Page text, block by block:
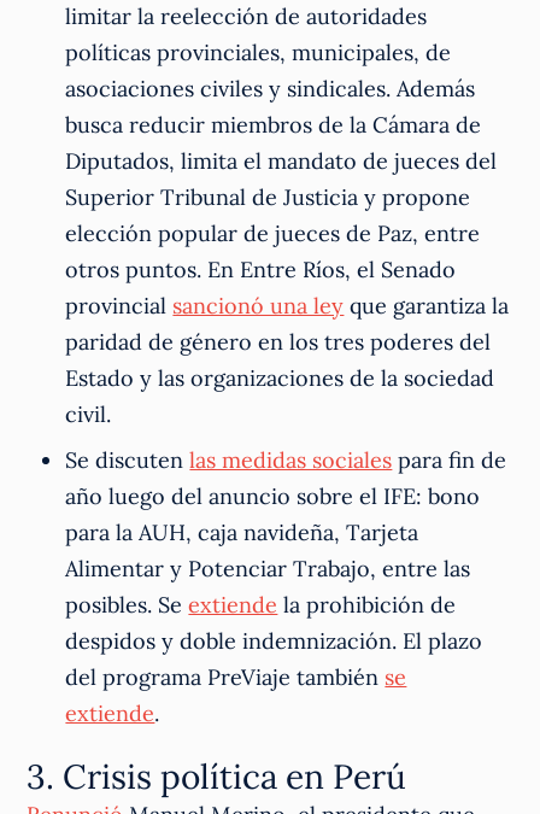
limitar la reelección de autoridades
políticas provinciales, municipales, de
asociaciones civiles y sindicales. Además
busca reducir miembros de la Cámara de
Diputados, limita el mandato de jueces del
Superior Tribunal de Justicia y propone
elección popular de jueces de Paz, entre
otros puntos. En Entre Ríos, el Senado
provincial sancionó una ley que garantiza la
paridad de género en los tres poderes del
Estado y las organizaciones de la sociedad
civil.
Se discutenlas medidas sociales para fin de
año luego del anuncio sobre el IFE: bono
para la AUH, caja navideña, Tarjeta
Alimentar y Potenciar Trabajo, entre las
posibles. Seextiende la prohibición de
despidos y doble indemnización. El plazo
del programa PreViaje también se
extiende.
3. Crisis política en Perú